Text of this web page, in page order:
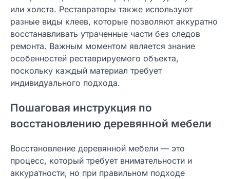
или холста. Реставраторы также используют
разные виды клеев, которые позволяют аккуратно
восстанавливать утраченные части без следов
ремонта. Важным моментом является знание
особенностей реставрируемого объекта,
поскольку каждый материал требует
индивидуального подхода.
Пошаговая инструкция по
восстановлению деревянной мебели
Восстановление деревянной мебели — это
процесс, который требует внимательности и
аккуратности, но при правильном подходе